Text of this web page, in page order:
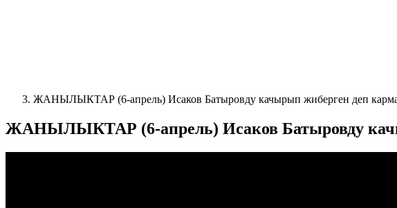
ЖАНЫЛЫКТАР (6-апрель) Исаков Батыровду качырып жиберген деп
ЖАНЫЛЫКТАР (6-апрель) Исаков Батыровду